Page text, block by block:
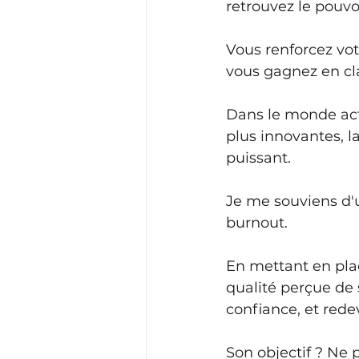
retrouvez le
Vous renforcez
vous gagnez en
Dans le monde
plus innovantes,
puissant.
Je me souviens
burnout.
En mettant en
qualité perçue de
confiance, et
Son objectif ? Ne